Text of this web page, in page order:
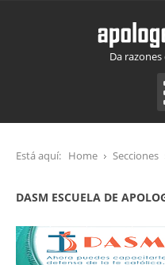
Da razones
Está aquí: Home Secciones
DASM ESCUELA DE